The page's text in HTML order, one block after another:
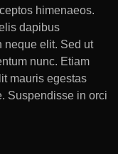
himenaeos.
dapibus
neque elit. Sed ut
nunc. Etiam
mauris egestas
Suspendisse in orci